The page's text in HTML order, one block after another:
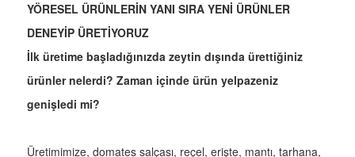
YÖRESEL ÜRÜNLERİN YANI SIRA YENİ ÜRÜNLER
DENEYİP ÜRETİYORUZ
İlk üretime başladığınızda zeytin dışında ürettiğiniz
ürünler nelerdi? Zaman içinde ürün yelpazeniz
genişledi mi?
Üretimimize, domates salçası, reçel, erişte, mantı, tarhana,